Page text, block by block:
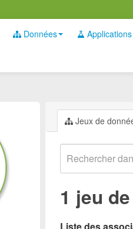
Données Applications
Jeux de
1 jeu